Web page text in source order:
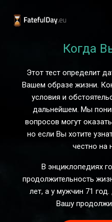
Когда
Этот тест определит
Вашем образе жизни.
условия и
дальнейшем. Мы
вопросов могут
но если Вы хотите
честно на
В энциклопедиях
продолжительность
лет, а у мужчин 71
Вашу